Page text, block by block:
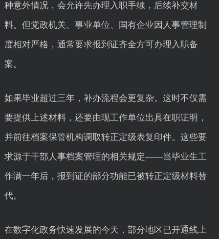
种意外情况，会允许先办理入职手续，后续补交材
料。但党政机关、事业单位、国有企业因人事管理制
度相对严格，通常要求报到证齐全方可办理入职备
案。
如果毕业超过三年，补办流程会更复杂。这时不仅需
要提供上述材料，还要由现工作单位出具在职证明，
并前往档案保管机构调取转正定级表复印件。这些要
求源于干部人事档案管理的相关规定——当毕业生工
作满一年后，报到证的部分功能已被转正定级材料替
代。
在数字化政务快速发展的今天，部分地区已开通线上